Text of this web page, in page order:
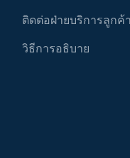
ติดต่อฝ่ายบริการลูกค้า
วิธีการอธิบาย